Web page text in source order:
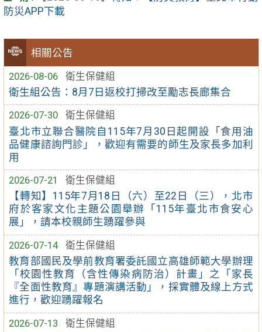
相關公告
2026-08-06
衛生保健組
衛生組公告：8月7日返校打掃改至勵志長廊集合
2026-07-30
衛生保健組
臺北市立聯合醫院自115年7月30日起開設「食用油
品健康諮詢門診」，歡迎有需要的師生及家長多加利
用
2026-07-21
衛生保健組
【轉知】115年7月18日（六）至22日（三），北市
府於客家文化主題公園舉辦「115年臺北市食安心
展」，請本校親師生踴躍參與
2026-07-14
衛生保健組
教育部國民及學前教育署委託國立高雄師範大學辦理
「校園性教育（含性傳染病防治）計畫」之「家長
『全面性教育』專題演講活動」，採實體及線上方式
進行，歡迎踴躍報名
2026-07-13
衛生保健組
防災APP下載